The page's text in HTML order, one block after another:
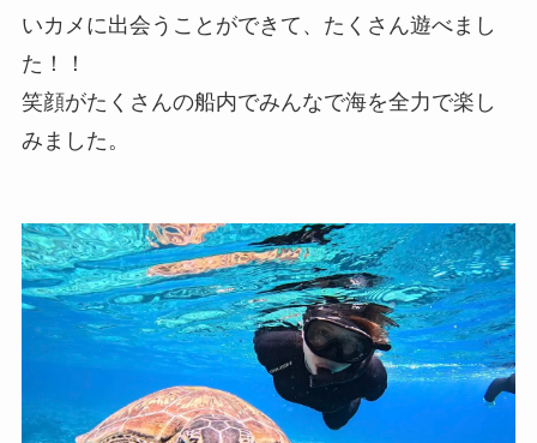
いカメに出会うことができて、たくさん遊べまし
た！！
笑顔がたくさんの船内でみんなで海を全力で楽し
みました。